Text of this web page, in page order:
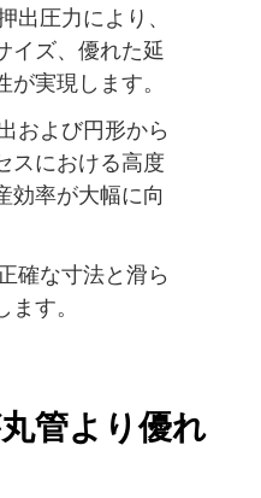
出圧力により、
イズ、優れた延
実現します。
および円形から
スにおける高度
効率が大幅に向
確な寸法と滑ら
す。
管より優れ